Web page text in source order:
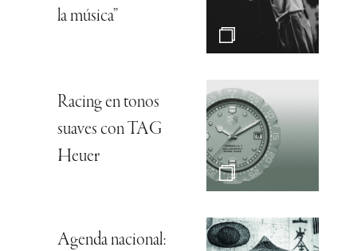
la música”
Racing en tonos
suaves con TAG
Heuer
Agenda nacional: